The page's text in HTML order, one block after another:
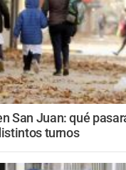
San Juan: qué
turnos